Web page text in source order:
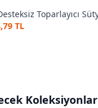
TL
Koleksiyonlar